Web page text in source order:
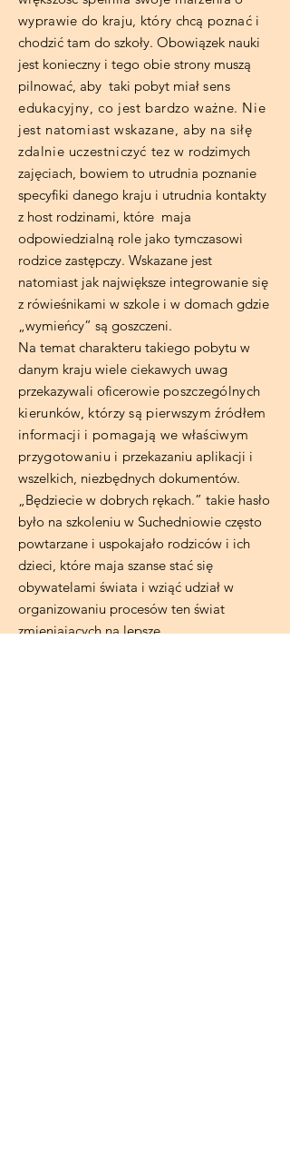
wyprawie do kraju, który chcą poznać i
chodzić tam do szkoły. Obowiązek nauki
jest konieczny i tego obie strony muszą
pilnować, aby taki pobyt miał sens
edukacyjny, co jest bardzo ważne. Nie
jest natomiast wskazane, aby na siłę
zdalnie uczestniczyć tez w rodzimych
zajęciach, bowiem to utrudnia poznanie
specyfiki danego kraju i utrudnia kontakty
z host rodzinami, które maja
odpowiedzialną role jako tymczasowi
rodzice zastępczy. Wskazane jest
natomiast jak największe integrowanie się
z rówieśnikami w szkole i w domach gdzie
„wymieńcy” są goszczeni.
Na temat charakteru takiego pobytu w
danym kraju wiele ciekawych uwag
przekazywali oficerowie poszczególnych
kierunków, którzy są pierwszym źródłem
informacji i pomagają we właściwym
przygotowaniu i przekazaniu aplikacji i
wszelkich, niezbędnych dokumentów.
„Będziecie w dobrych rękach.” takie hasło
było na szkoleniu w Suchedniowie często
powtarzane i uspokajało rodziców i ich
dzieci, które maja szanse stać się
obywatelami świata i wziąć udział w
organizowaniu procesów ten świat
zmieniających na lepsze.